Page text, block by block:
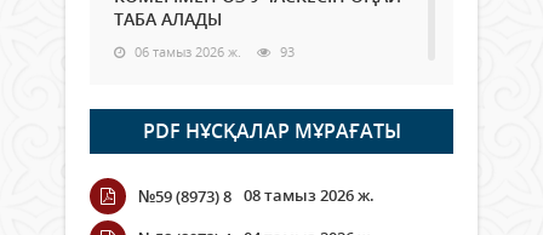
ТАБА АЛАДЫ
06 тамыз 2026 ж. 93
Open Air: Қызылорда облысы
полиция департаменті 20
мыңнан астам көрерменнің
қауіпсіздігін қамтамасыз етті
06 тамыз 2026 ж.
PDF НҰСҚАЛАР МҰРАҒАТЫ
№59 (8973) 8 08 тамыз 2026 ж.